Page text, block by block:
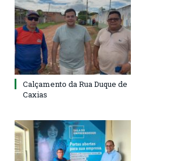
Calçamento da Rua Duque de
Caxias